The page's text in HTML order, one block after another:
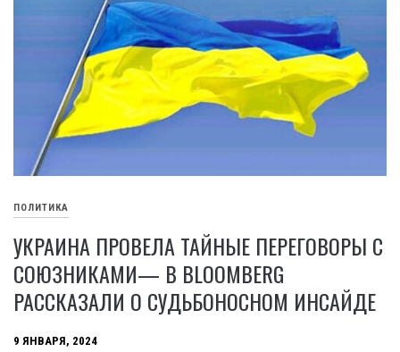
ПОЛИТИКА
УКРАИНА ПРОВЕЛА ТАЙНЫЕ ПЕРЕГОВОРЫ С
СОЮЗНИКАМИ— В BLOOMBERG
РАССКАЗАЛИ О СУДЬБОНОСНОМ ИНСАЙДЕ
9 ЯНВАРЯ, 2024